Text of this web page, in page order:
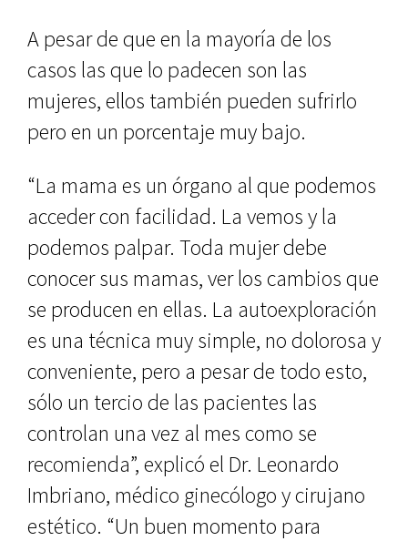
A pesar de que en la mayoría de los
casos las que lo padecen son las
mujeres, ellos también pueden sufrirlo
pero en un porcentaje muy bajo.
“La mama es un órgano al que podemos
acceder con facilidad. La vemos y la
podemos palpar. Toda mujer debe
conocer sus mamas, ver los cambios que
se producen en ellas. La autoexploración
es una técnica muy simple, no dolorosa y
conveniente, pero a pesar de todo esto,
sólo un tercio de las pacientes las
controlan una vez al mes como se
recomienda”, explicó el Dr. Leonardo
Imbriano, médico ginecólogo y cirujano
estético. “Un buen momento para